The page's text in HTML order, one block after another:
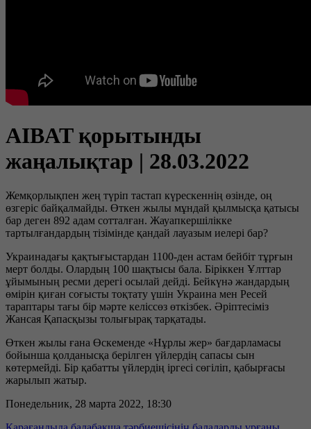
AIBAT қорытынды
жаңалықтар | 28.03.2022
Жемқорлықпен жең түріп тастап күрескеннің өзінде, оң
өзгеріс байқалмайды. Өткен жылы мұндай қылмысқа қатысы
бар деген 892 адам сотталған. Жауапкершілікке
тартылғандардың тізімінде қандай лауазым иелері бар?
Украинадағы қақтығыстардан 1100-ден астам бейбіт тұрғын
мерт болды. Олардың 100 шақтысы бала. Біріккен Ұлттар
ұйымының ресми дерегі осылай дейді. Бейкүнә жандардың
өмірін қиған соғысты тоқтату үшін Украина мен Ресей
тараптары тағы бір мәрте келіссөз өткізбек. Әріптесіміз
Жансая Қапасқызы толығырақ тарқатады.
Өткен жылы ғана Өскеменде «Нұрлы жер» бағдарламасы
бойынша қолданысқа берілген үйлердің сапасы сын
көтермейді. Бір қабатты үйлердің іргесі сөгіліп, қабырғасы
жарылып жатыр.
Понедельник, 28 марта 2022, 18:30